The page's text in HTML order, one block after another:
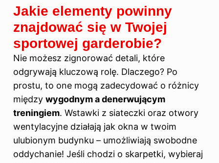
Jakie elementy powinny
znajdować się w Twojej
sportowej garderobie?
Nie możesz zignorować detali, które
odgrywają kluczową rolę. Dlaczego? Po
prostu, to one mogą zadecydować o różnicy
między wygodnym a denerwującym
treningiem. Wstawki z siateczki oraz otwory
wentylacyjne działają jak okna w twoim
ulubionym budynku – umożliwiają swobodne
oddychanie! Jeśli chodzi o skarpetki, wybieraj